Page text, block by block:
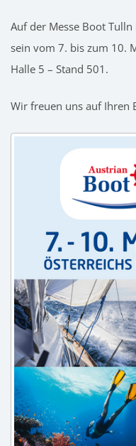
Auf der Messe Boot
sein vom 7. bis zum 10.
Halle 5 – Stand 501.
Wir freuen uns auf Ihren